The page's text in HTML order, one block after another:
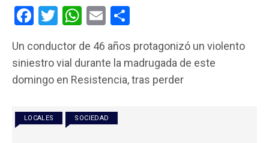
F
ce
b
o
o
k
T
tt
er
W
at
s
p
p
E
ail m
p
Un conductor de 46 años protagonizó un violento
siniestro vial durante la madrugada de este
domingo en Resistencia, tras perder
LOCALES SOCIEDAD